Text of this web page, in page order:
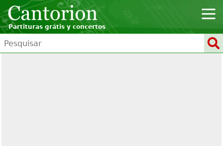
Partituras grátis y concertos